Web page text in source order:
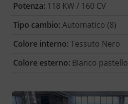
Potenza: 118 KW / 160 CV
Tipo cambio: Automatico (8)
Colore interno: Tessuto Nero
Colore esterno: Bianco pastello